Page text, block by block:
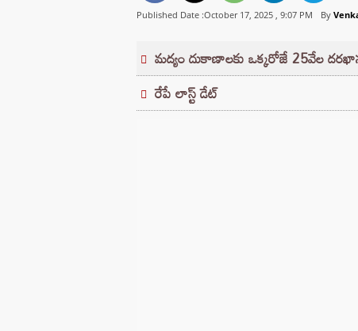
Published Date :October 17, 2025 , 9:07 PM By
మద్యం దుకాణాలకు ఒక్కరోజే 25వేల
రేపే లాస్ట్ డేట్